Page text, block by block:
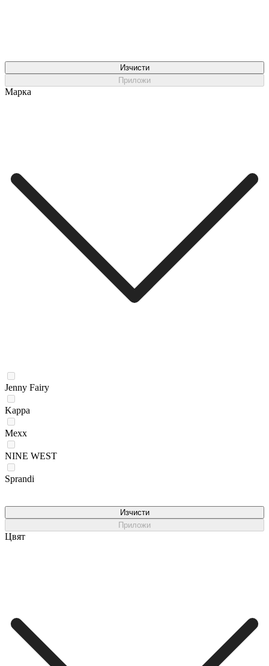
Изчисти
Приложи
Марка
Jenny Fairy
Kappa
Mexx
NINE WEST
Sprandi
Изчисти
Приложи
Цвят